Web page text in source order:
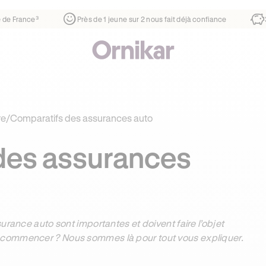
2 nous fait déjà confiance 30% moins chère que l’auto-école de
/Comparatifs des assurances auto
assurances
auto sont importantes et doivent faire l’objet
? Nous sommes là pour tout vous expliquer.